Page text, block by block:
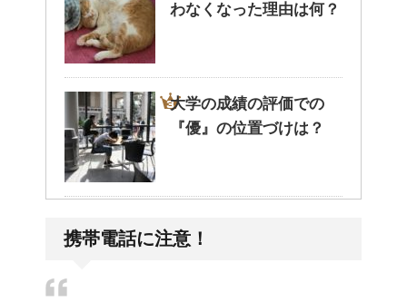
わなくなった理由は何？
大学の成績の評価での
『優』の位置づけは？
の違和感の原因は「肩こ
携帯電話に注意！